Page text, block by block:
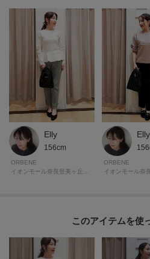
Elly
156cm
ORBENE
Elly
ORBENE
このアイテムを使